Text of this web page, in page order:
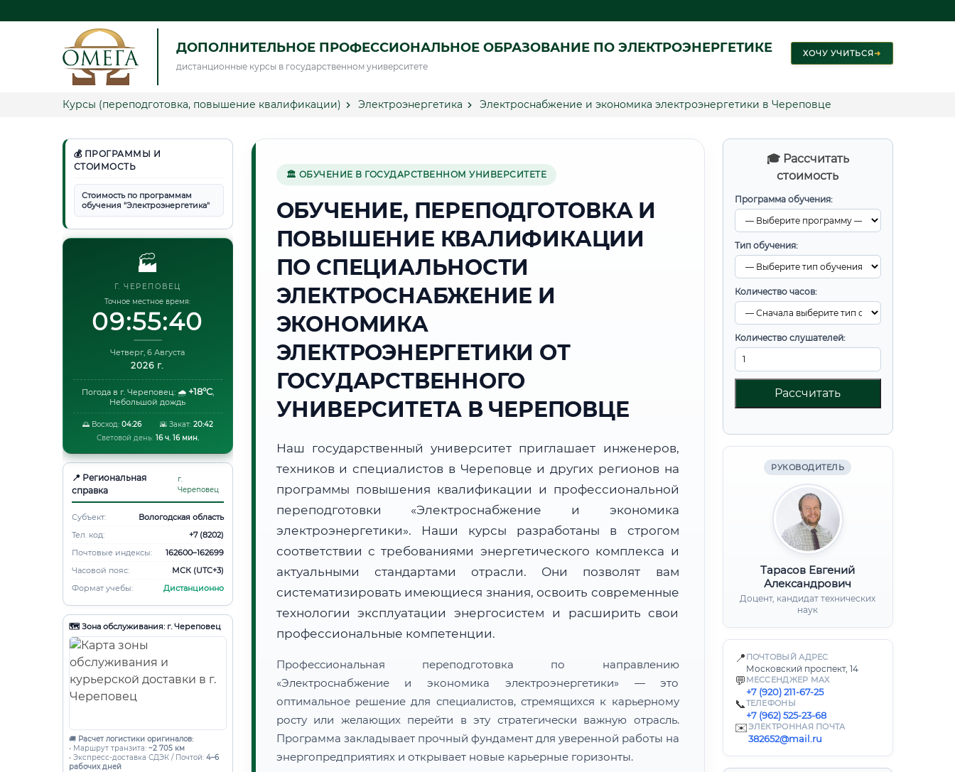
ДОПОЛНИТЕЛЬНОЕ ПРОФЕССИОНАЛЬНОЕ ОБРАЗОВАНИЕ ПО ЭЛЕКТРОЭНЕРГЕТИКЕ
дистанционные курсы в государственном университете
ХОЧУ УЧИТЬСЯ➜
Курсы (переподготовка, повышение квалификации) Электроэнергетика Электроснабжение и экономика электроэнергетики в Череповце
💰 ПРОГРАММЫ И
СТОИМОСТЬ
Стоимость по программам
обучения "Электроэнергетика"
🏭
Г. ЧЕРЕПОВЕЦ
Точное местное время:
09:55:41
Четверг, 6 Августа
2026 г.
Погода в г. Череповец: 🌧️ +18°C,
Небольшой дождь
🌅 Восход: 04:26 🌇 Закат: 20:42
Световой день: 16 ч. 16 мин.
📍 Региональная
справка
г.
Череповец
Субъект:
Вологодская область
Тел. код:
+7 (8202)
Почтовые индексы:
162600–162699
Часовой пояс:
МСК (UTC+3)
Формат учебы:
Дистанционно
🗺️ Зона обслуживания: г. Череповец
🚚 Расчет логистики оригиналов:
• Маршрут транзита: ~2 705 км
• Экспресс-доставка СДЭК / Почтой: 4–6
рабочих дней
🎓 Рассчитать
стоимость
Программа обучения:
Тип обучения:
Количество часов:
Количество слушателей:
Рассчитать
РУКОВОДИТЕЛЬ
Тарасов Евгений
Александрович
Доцент, кандидат технических
наук
📍 ПОЧТОВЫЙ АДРЕС
Московский проспект, 14
💬 МЕССЕНДЖЕР MAX
+7 (920) 211-67-25
📞ТЕЛЕФОНЫ
+7 (962) 525-23-68
✉️ЭЛЕКТРОННАЯ ПОЧТА
382652@mail.ru
🏛 ОБУЧЕНИЕ В ГОСУДАРСТВЕННОМ УНИВЕРСИТЕТЕ
ОБУЧЕНИЕ, ПЕРЕПОДГОТОВКА И
ПОВЫШЕНИЕ КВАЛИФИКАЦИИ
ПО СПЕЦИАЛЬНОСТИ
ЭЛЕКТРОСНАБЖЕНИЕ И
ЭКОНОМИКА
ЭЛЕКТРОЭНЕРГЕТИКИ ОТ
ГОСУДАРСТВЕННОГО
УНИВЕРСИТЕТА В ЧЕРЕПОВЦЕ
Наш государственный университет приглашает инженеров,
техников и специалистов в Череповце и других регионов на
программы повышения квалификации и профессиональной
переподготовки «Электроснабжение и экономика
электроэнергетики». Наши курсы разработаны в строгом
соответствии с требованиями энергетического комплекса и
актуальными стандартами отрасли. Они позволят вам
систематизировать имеющиеся знания, освоить современные
технологии эксплуатации энергосистем и расширить свои
профессиональные компетенции.
Профессиональная переподготовка по направлению
«Электроснабжение и экономика электроэнергетики» — это
оптимальное решение для специалистов, стремящихся к карьерному
росту или желающих перейти в эту стратегически важную отрасль.
Программа закладывает прочный фундамент для уверенной работы на
энергопредприятиях и открывает новые карьерные горизонты.